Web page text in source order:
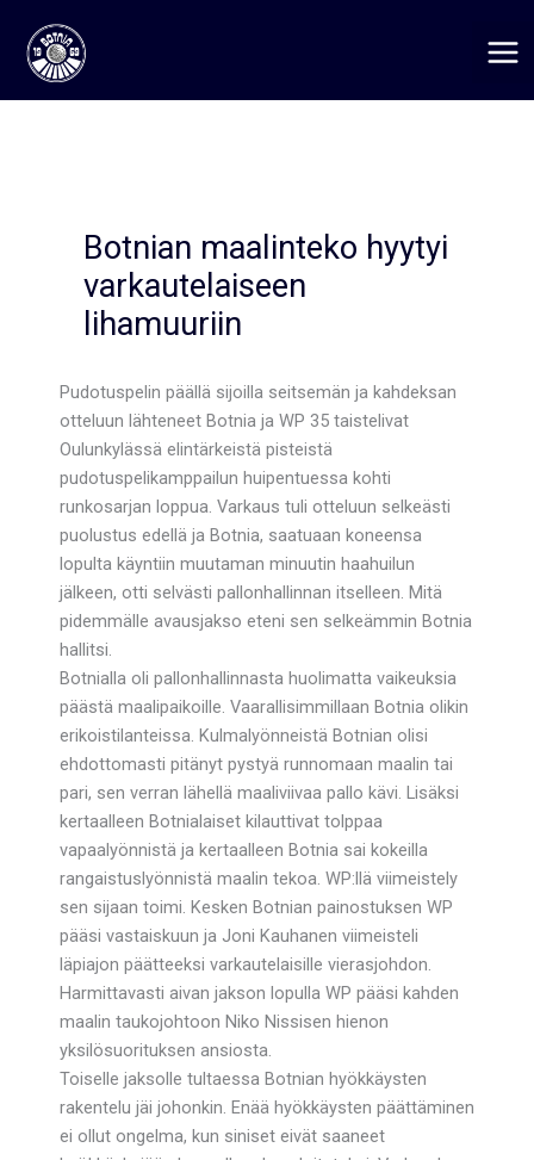
sisältöön
Botnian maalinteko hyytyi
varkautelaiseen
lihamuuriin
Pudotuspelin päällä sijoilla seitsemän ja kahdeksan
otteluun lähteneet Botnia ja WP 35 taistelivat
Oulunkylässä elintärkeistä pisteistä
pudotuspelikamppailun huipentuessa kohti
runkosarjan loppua. Varkaus tuli otteluun selkeästi
puolustus edellä ja Botnia, saatuaan koneensa
lopulta käyntiin muutaman minuutin haahuilun
jälkeen, otti selvästi pallonhallinnan itselleen. Mitä
pidemmälle avausjakso eteni sen selkeämmin Botnia
hallitsi.
Botnialla oli pallonhallinnasta huolimatta vaikeuksia
päästä maalipaikoille. Vaarallisimmillaan Botnia olikin
erikoistilanteissa. Kulmalyönneistä Botnian olisi
ehdottomasti pitänyt pystyä runnomaan maalin tai
pari, sen verran lähellä maaliviivaa pallo kävi. Lisäksi
kertaalleen Botnialaiset kilauttivat tolppaa
vapaalyönnistä ja kertaalleen Botnia sai kokeilla
rangaistuslyönnistä maalin tekoa. WP:llä viimeistely
sen sijaan toimi. Kesken Botnian painostuksen WP
pääsi vastaiskuun ja Joni Kauhanen viimeisteli
läpiajon päätteeksi varkautelaisille vierasjohdon.
Harmittavasti aivan jakson lopulla WP pääsi kahden
maalin taukojohtoon Niko Nissisen hienon
yksilösuorituksen ansiosta.
Toiselle jaksolle tultaessa Botnian hyökkäysten
rakentelu jäi johonkin. Enää hyökkäysten päättäminen
ei ollut ongelma, kun siniset eivät saaneet